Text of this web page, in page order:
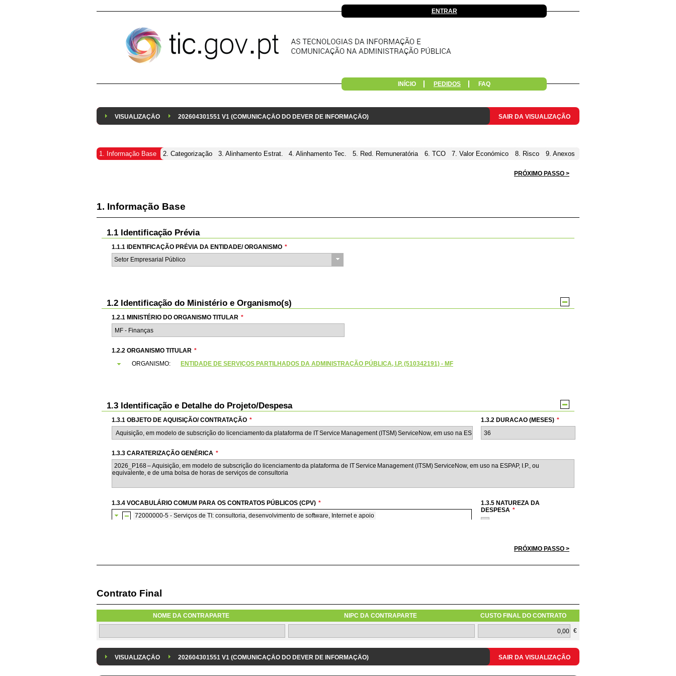
ENTRAR
INÍCIO PEDIDOS FAQ
VISUALIZAÇÃO 202604301551 V1 (COMUNICAÇÃO DO DEVER DE INFORMAÇÃO) SAIR DA VISUALIZAÇÃO
PRÓXIMO PASSO >
1. Informação Base 2. Categorização 3. Alinhamento Estrat. 4. Alinhamento Tec. 5. Red. Remuneratória 6. TCO 7. Valor Económico 8. Risco 9. Anexos
1. Informação Base
1.1 Identificação Prévia
1.1.1 IDENTIFICAÇÃO PRÉVIA DA ENTIDADE/ ORGANISMO *
Setor Empresarial Público
1.2 Identificação do Ministério e Organismo(s)
1.2.1 MINISTÉRIO DO ORGANISMO TITULAR *
1.2.2 ORGANISMO TITULAR *
ORGANISMO:
ENTIDADE DE SERVIÇOS PARTILHADOS DA ADMINISTRAÇÃO PÚBLICA, I.P. (510342191) - MF
1.3 Identificação e Detalhe do Projeto/Despesa
1.3.1 OBJETO DE AQUISIÇÃO/ CONTRATAÇÃO * 1.3.2 DURACAO (MESES) *
1.3.3 CARATERIZAÇÃO GENÉRICA *
1.3.4 VOCABULÁRIO COMUM PARA OS CONTRATOS PÚBLICOS (CPV) *
72000000-5 - Serviços de TI: consultoria, desenvolvimento de software, Internet e apoio
1.3.5 NATUREZA DA
DESPESA *
Serviços
1.3.7 CONTRATAÇÃO DE SERVIÇOS EM REGIME DE AVENÇA
Os serviços são contratados em regime de avença
1.3.10 TIPOLOGIA DO PEDIDO
PRÓXIMO PASSO >
Contrato Final
NOME DA CONTRAPARTE NIPC DA CONTRAPARTE CUSTO FINAL DO CONTRATO
€
VISUALIZAÇÃO 202604301551 V1 (COMUNICAÇÃO DO DEVER DE INFORMAÇÃO) SAIR DA VISUALIZAÇÃO